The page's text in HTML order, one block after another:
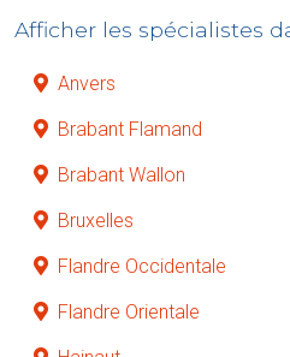
Afficher les spécialistes
Anvers
Brabant Flamand
Brabant Wallon
Bruxelles
Flandre Occidentale
Flandre Orientale